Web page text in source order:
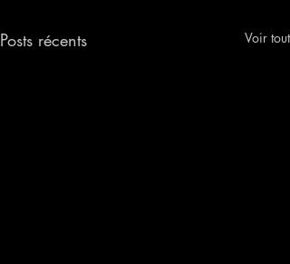
Posts récents Voir tout